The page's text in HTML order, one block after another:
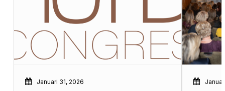
Januari 31, 2026